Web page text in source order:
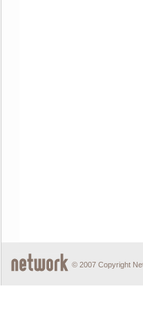
© 2007 Copyright